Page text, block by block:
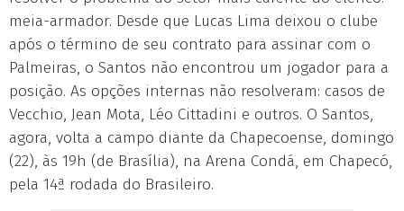
meia-armador. Desde que Lucas Lima deixou o clube
após o término de seu contrato para assinar com o
Palmeiras, o Santos não encontrou um jogador para a
posição. As opções internas não resolveram: casos de
Vecchio, Jean Mota, Léo Cittadini e outros. O Santos,
agora, volta a campo diante da Chapecoense, domingo
(22), às 19h (de Brasília), na Arena Condá, em Chapecó,
pela 14ª rodada do Brasileiro.